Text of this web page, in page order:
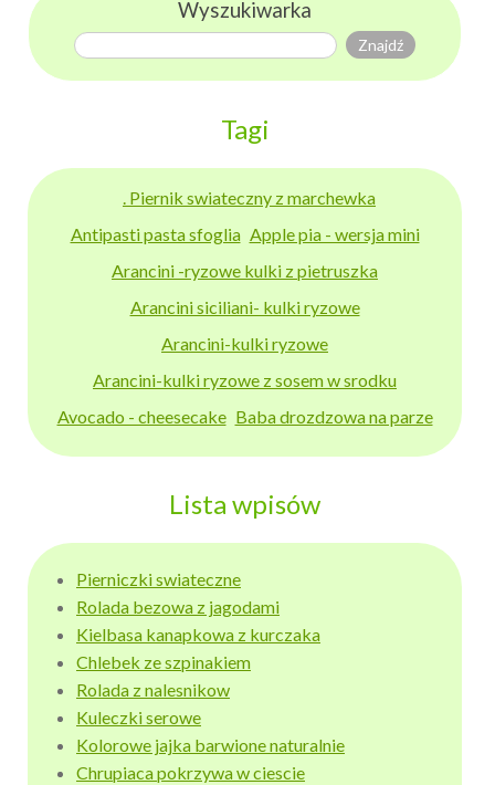
Wyszukiwarka
Tagi
. Piernik swiateczny z marchewka
Antipasti pasta sfoglia Apple pia - wersja mini
Arancini -ryzowe kulki z pietruszka
Arancini siciliani- kulki ryzowe
Arancini-kulki ryzowe
Arancini-kulki ryzowe z sosem w srodku
Avocado - cheesecake Baba drozdzowa na parze
Lista wpisów
Pierniczki swiateczne
Rolada bezowa z jagodami
Kielbasa kanapkowa z kurczaka
Chlebek ze szpinakiem
Rolada z nalesnikow
Kuleczki serowe
Kolorowe jajka barwione naturalnie
Chrupiaca pokrzywa w ciescie